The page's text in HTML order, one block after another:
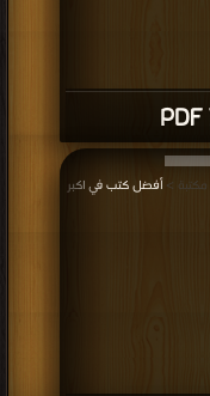
أفضل كتب في اكبر